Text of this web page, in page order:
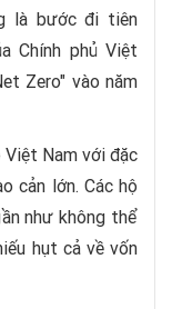
là bước đi tiên
Chính phủ Việt
Zero" vào năm
Việt Nam với đặc
cản lớn. Các hộ
như không thể
hụt cả về vốn